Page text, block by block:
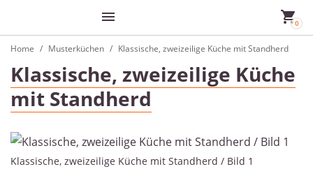
Home Musterküchen Klassische, zweizeilige Küche mit Standherd
Klassische, zweizeilige Küche
mit Standherd
Klassische, zweizeilige Küche mit Standherd / Bild 1